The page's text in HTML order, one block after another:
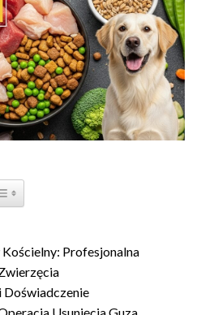
TOGGLE TABLE OF CONTENT
Profesjonalna
Doświadczenie